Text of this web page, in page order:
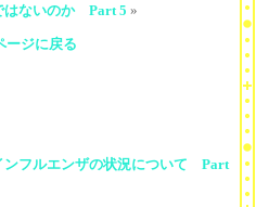
はないのか Part 5 »
ージに戻る
ンフルエンザの状況について Part